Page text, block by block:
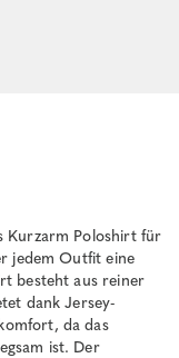
Kurzarm Poloshirt für
jedem Outfit eine
besteht aus reiner
dank Jersey-
da das
ist. Der